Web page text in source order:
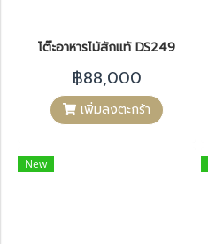
โต๊ะอาหารไม้สักแท้ DS249
฿88,000
เพิ่มลงตะกร้า
New